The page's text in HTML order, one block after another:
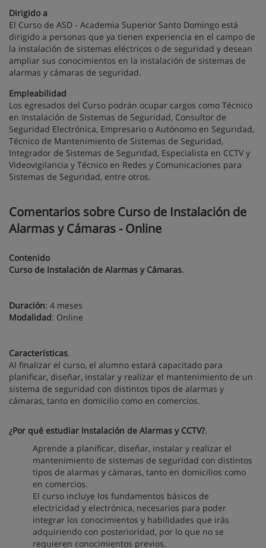
Dirigido a
El Curso de ASD - Academia Superior Santo Domingo está
dirigido a personas que ya tienen experiencia en el campo de
la instalación de sistemas eléctricos o de seguridad y desean
ampliar sus conocimientos en la instalación de sistemas de
alarmas y cámaras de seguridad.
Empleabilidad
Los egresados del Curso podrán ocupar cargos como Técnico
en Instalación de Sistemas de Seguridad, Consultor de
Seguridad Electrónica, Empresario o Autónomo en Seguridad,
Técnico de Mantenimiento de Sistemas de Seguridad,
Integrador de Sistemas de Seguridad, Especialista en CCTV y
Videovigilancia y Técnico en Redes y Comunicaciones para
Sistemas de Seguridad, entre otros.
Comentarios sobre Curso de Instalación de
Alarmas y Cámaras - Online
Contenido
Curso de Instalación de Alarmas y Cámaras.
Duración: 4 meses
Modalidad: Online
Características.
Al finalizar el curso, el alumno estará capacitado para
planificar, diseñar, instalar y realizar el mantenimiento de un
sistema de seguridad con distintos tipos de alarmas y
cámaras, tanto en domicilio como en comercios.
¿Por qué estudiar Instalación de Alarmas y CCTV?.
Aprende a planificar, diseñar, instalar y realizar el
mantenimiento de sistemas de seguridad con distintos
tipos de alarmas y cámaras, tanto en domicilios como
en comercios.
El curso incluye los fundamentos básicos de
electricidad y electrónica, necesarios para poder
integrar los conocimientos y habilidades que irás
adquiriendo con posterioridad, por lo que no se
requieren conocimientos previos.